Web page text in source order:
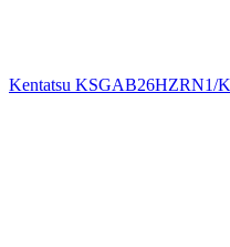
Kentatsu KSGAB26HZRN1/